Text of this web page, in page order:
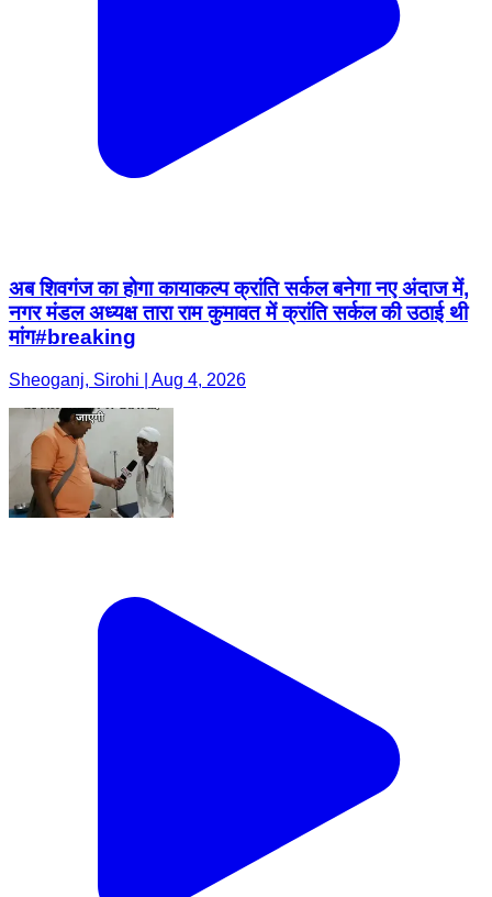
अब शिवगंज का होगा कायाकल्प क्रांति सर्कल बनेगा नए अंदाज में,
नगर मंडल अध्यक्ष तारा राम कुमावत में क्रांति सर्कल की उठाई थी
मांग#breaking
Sheoganj, Sirohi | Aug 4, 2026